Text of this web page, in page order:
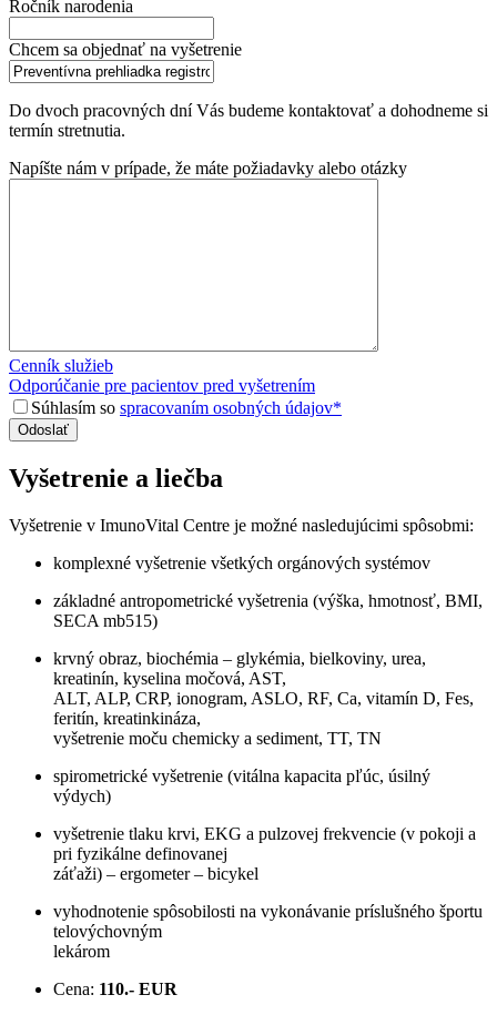
Ročník narodenia
Chcem sa objednať na vyšetrenie
Do dvoch pracovných dní Vás budeme kontaktovať a dohodneme si
termín stretnutia.
Napíšte nám v prípade, že máte požiadavky alebo otázky
Cenník služieb
Odporúčanie pre pacientov pred vyšetrením
Súhlasím so spracovaním osobných údajov*
Vyšetrenie a liečba
Vyšetrenie v ImunoVital Centre je možné nasledujúcimi spôsobmi:
komplexné vyšetrenie všetkých orgánových systémov
základné antropometrické vyšetrenia (výška, hmotnosť, BMI,
SECA mb515)
krvný obraz, biochémia – glykémia, bielkoviny, urea,
kreatinín, kyselina močová, AST,
ALT, ALP, CRP, ionogram, ASLO, RF, Ca, vitamín D, Fes,
feritín, kreatinkináza,
vyšetrenie moču chemicky a sediment, TT, TN
spirometrické vyšetrenie (vitálna kapacita pľúc, úsilný
výdych)
vyšetrenie tlaku krvi, EKG a pulzovej frekvencie (v pokoji a
pri fyzikálne definovanej
záťaži) – ergometer – bicykel
vyhodnotenie spôsobilosti na vykonávanie príslušného športu
telovýchovným
lekárom
Cena: 110.- EUR